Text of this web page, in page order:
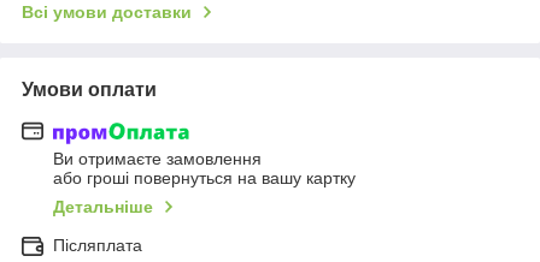
Всі умови доставки
Умови оплати
Ви отримаєте замовлення
або гроші повернуться на вашу картку
Детальніше
Післяплата